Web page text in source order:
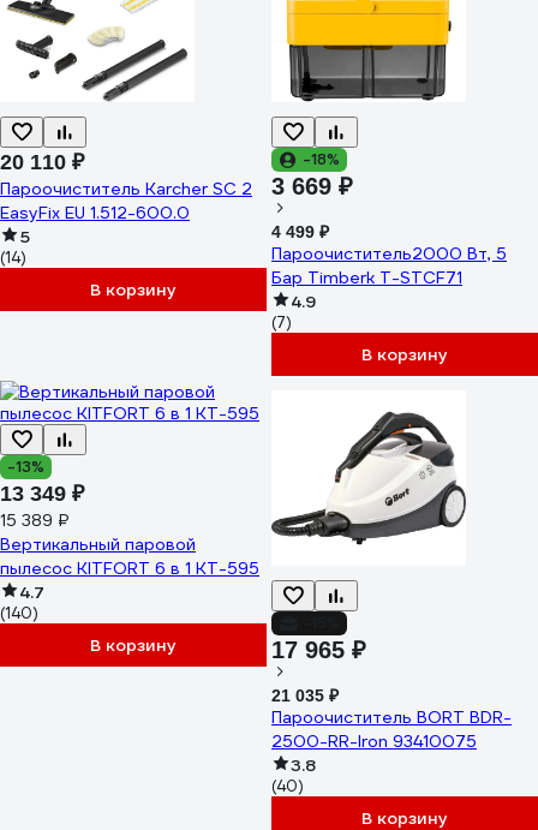
20 110 ₽
Пароочиститель Karcher SC 2
EasyFix EU 1.512-600.0
5
(14)
В корзину
-18%
3 669 ₽
4 499 ₽
Пароочиститель2000 Вт, 5
Бар Timberk T-STCF71
4.9
(7)
В корзину
-13%
13 349 ₽
15 389 ₽
Вертикальный паровой
пылесос KITFORT 6 в 1 КТ-595
4.7
(140)
В корзину 17 965 ₽
21 035 ₽
Пароочиститель BORT BDR-
2500-RR-Iron 93410075
3.8
(40)
В корзину